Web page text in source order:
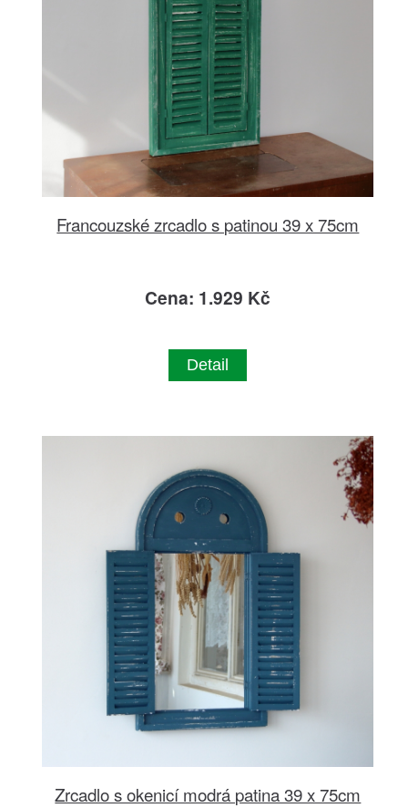
Francouzské zrcadlo s patinou 39 x 75cm
Cena: 1.929 Kč
Detail
Zrcadlo s okenicí modrá patina 39 x 75cm